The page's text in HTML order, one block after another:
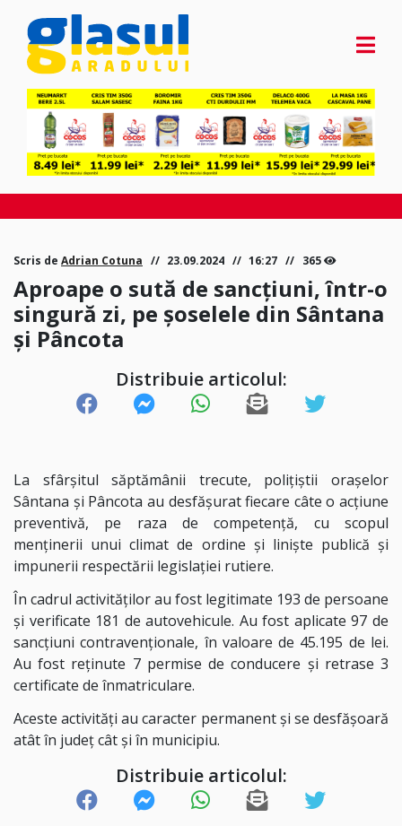
Scris de Adrian Cotuna 23.09.2024 16:27 365
Aproape o sută de sancțiuni, într-o
singură zi, pe șoselele din Sântana
și Pâncota
Distribuie articolul:
La sfârșitul săptămânii trecute, polițiștii orașelor
Sântana și Pâncota au desfășurat fiecare câte o acțiune
preventivă, pe raza de competență, cu scopul
menținerii unui climat de ordine și liniște publică și
impunerii respectării legislației rutiere.
În cadrul activităților au fost legitimate 193 de persoane
și verificate 181 de autovehicule. Au fost aplicate 97 de
sancțiuni contravenționale, în valoare de 45.195 de lei.
Au fost reținute 7 permise de conducere și retrase 3
certificate de înmatriculare.
Aceste activități au caracter permanent și se desfășoară
atât în județ cât și în municipiu.
Distribuie articolul: